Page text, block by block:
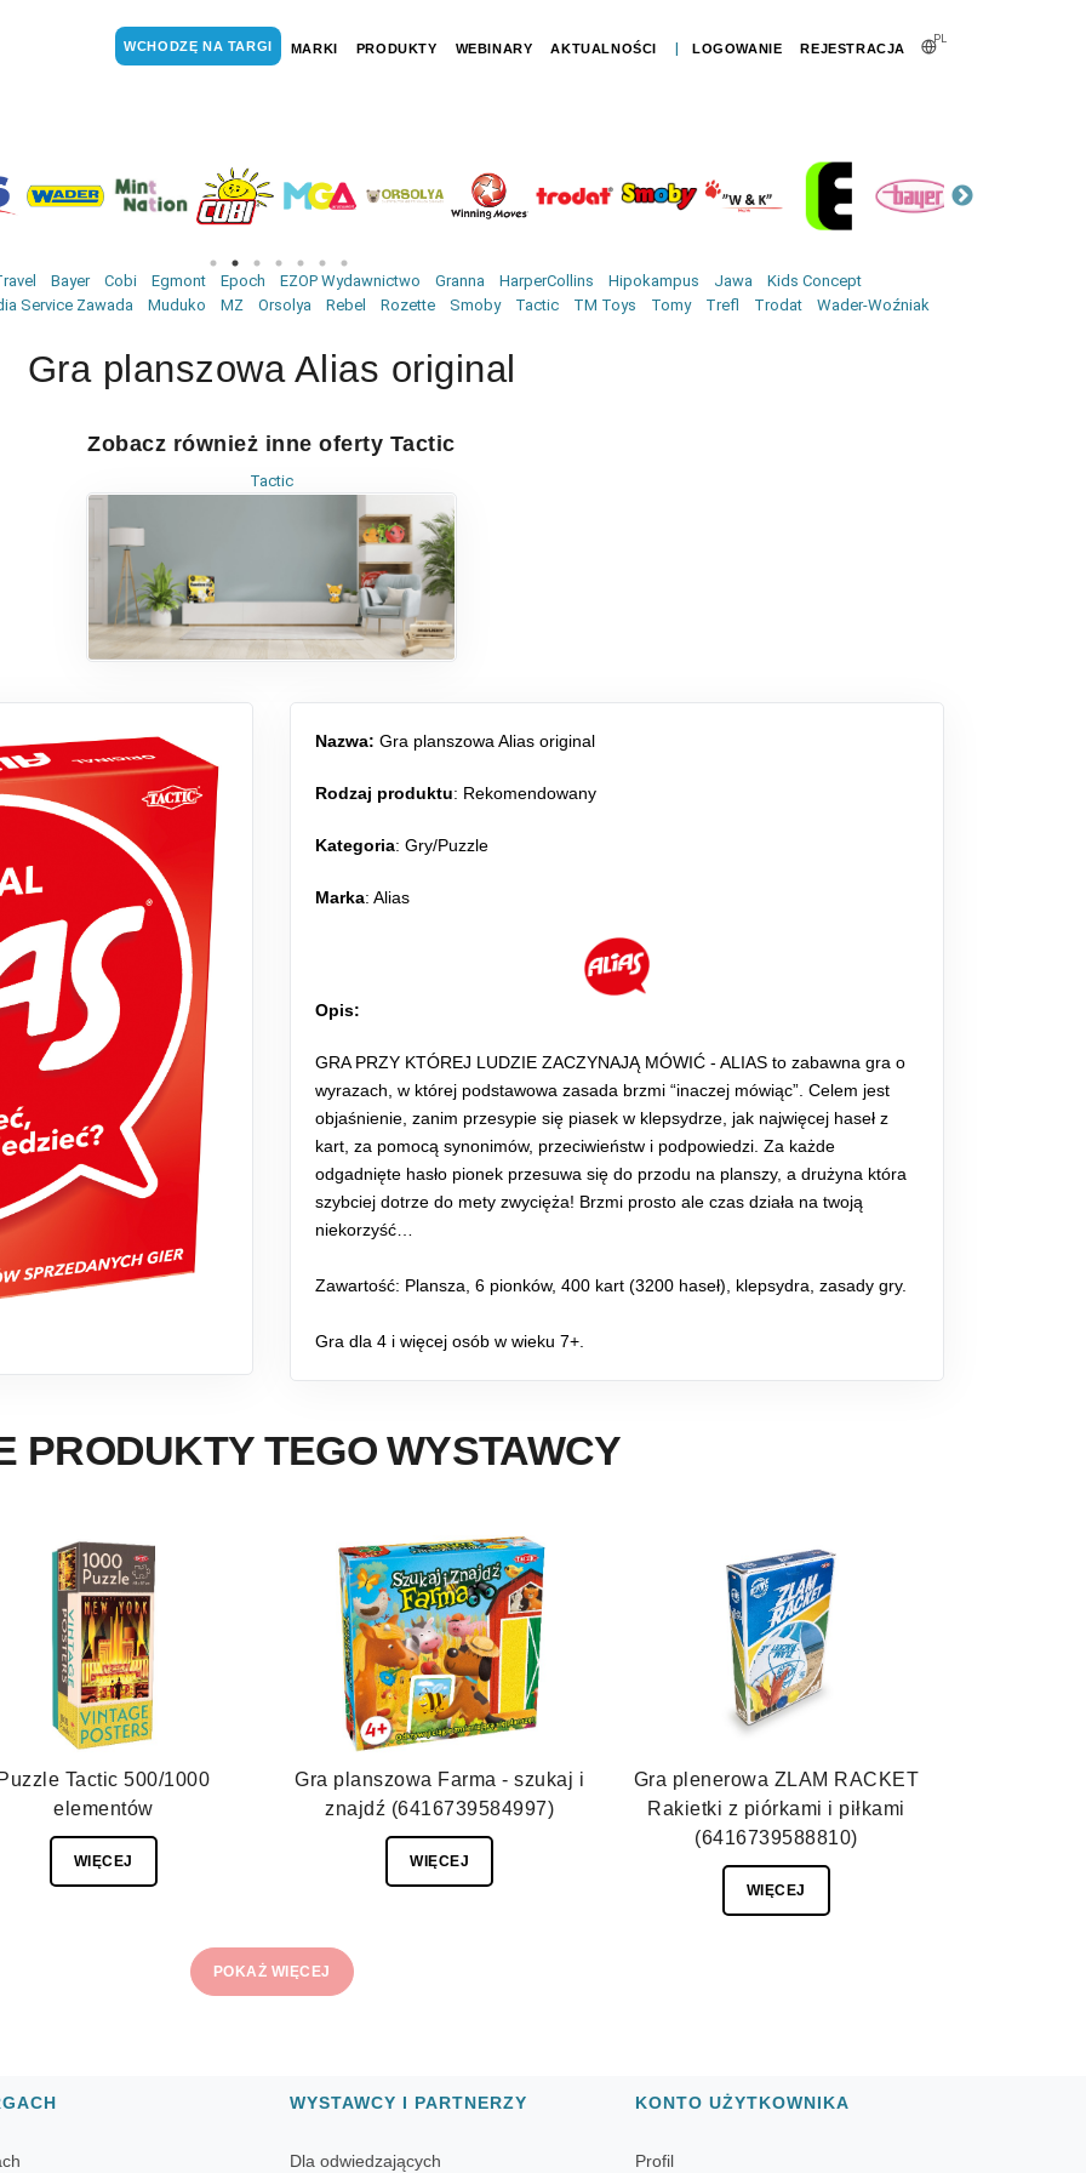
PL
WCHODZĘ NA TARGI MARKI PRODUKTY WEBINARY AKTUALNOŚCI | LOGOWANIE REJESTRACJA
Bayer Cobi Egmont Epoch EZOP Wydawnictwo Granna HarperCollins Hipokampus Jawa
Kids Concept
Service Zawada
Muduko MZ Orsolya Rebel Rozette Smoby Tactic TM Toys Tomy Trefl Trodat Wader-Woźniak
Gra planszowa Alias original
Zobacz również inne oferty Tactic
Tactic
Nazwa: Gra planszowa Alias original
Rodzaj produktu: Rekomendowany
Kategoria: Gry/Puzzle
Marka: Alias
Opis:
GRA PRZY KTÓREJ LUDZIE ZACZYNAJĄ MÓWIĆ - ALIAS to zabawna gra o
wyrazach, w której podstawowa zasada brzmi “inaczej mówiąc”. Celem jest
objaśnienie, zanim przesypie się piasek w klepsydrze, jak najwięcej haseł z
kart, za pomocą synonimów, przeciwieństw i podpowiedzi. Za każde
odgadnięte hasło pionek przesuwa się do przodu na planszy, a drużyna która
szybciej dotrze do mety zwycięża! Brzmi prosto ale czas działa na twoją
niekorzyść…
Zawartość: Plansza, 6 pionków, 400 kart (3200 haseł), klepsydra, zasady gry.
Gra dla 4 i więcej osób w wieku 7+.
PRODUKTY TEGO WYSTAWCY
Tactic 500/1000
elementów
WIĘCEJ
Gra planszowa Farma - szukaj i
znajdź (6416739584997)
WIĘCEJ
Gra plenerowa ZLAM RACKET
Rakietki z piórkami i piłkami
(6416739588810)
WIĘCEJ
POKAŻ WIĘCEJ
WYSTAWCY I PARTNERZY
Dla odwiedzających
KONTO UŻYTKOWNIKA
Profil